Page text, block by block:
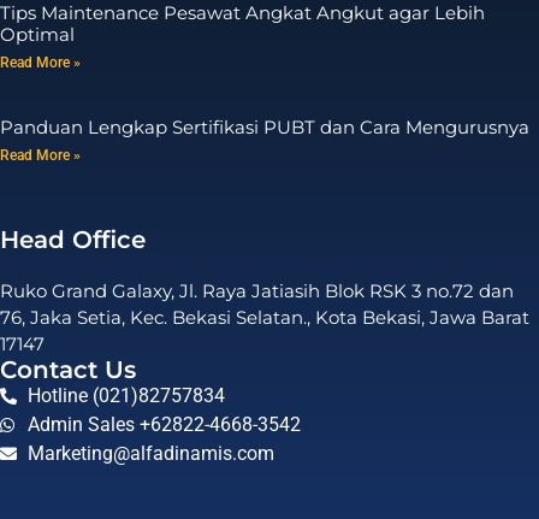
Tips Maintenance Pesawat Angkat Angkut agar Lebih
Optimal
Read More »
Panduan Lengkap Sertifikasi PUBT dan Cara Mengurusnya
Read More »
Head Office
Ruko Grand Galaxy, Jl. Raya Jatiasih Blok RSK 3 no.72 dan
76, Jaka Setia, Kec. Bekasi Selatan., Kota Bekasi, Jawa Barat
17147
Contact Us
Hotline (021)82757834
Admin Sales +62822-4668-3542
Marketing@alfadinamis.com